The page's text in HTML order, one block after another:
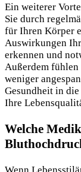
Ein weiterer
Sie durch
für Ihren Körper
Auswirkungen
erkennen und
Außerdem
weniger
Gesundheit in
Ihre
Welche